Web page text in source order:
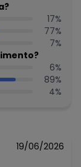
R$ 89,99
R$ 89,99
R$ 101,99
17%
77%
7%
6%
89%
4%
19/06/2026